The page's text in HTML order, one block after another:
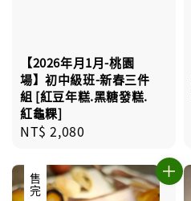
【2026年月1月-桃園
場】初中級班-新春三件
組 [紅豆年糕.黑糖發糕.
紅龜粿]
Regular
NT$ 2,080
售完